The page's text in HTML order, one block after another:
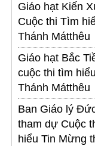
Giáo hạt Kiến
Cuộc thi Tìm
Thánh Mátthêu
Giáo hạt Bắc
cuộc thi tìm
Thánh Mátthêu
Ban Giáo lý
tham dự Cuộc
hiểu Tin Mừng